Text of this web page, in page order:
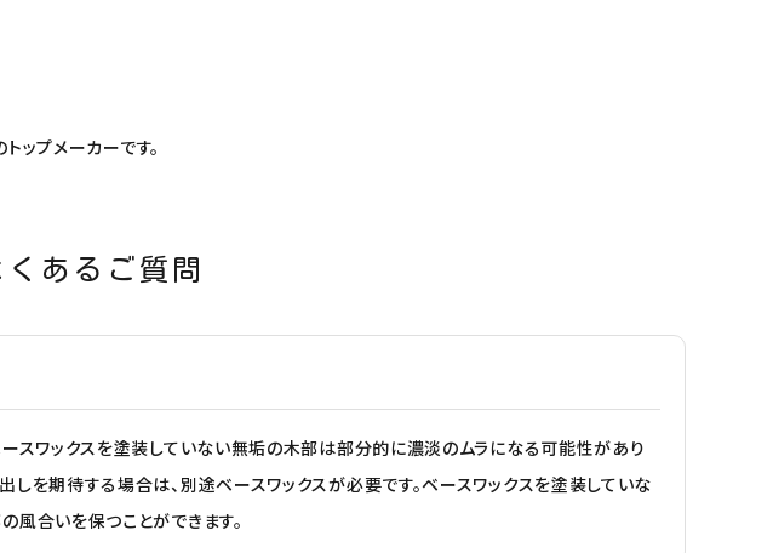
ップメーカーです。
あるご質問
スワックスを塗装していない無垢の木部は部分的に濃淡のムラになる可能性があり
を期待する場合は、別途ベースワックスが必要です。ベースワックスを塗装していな
風合いを保つことができます。